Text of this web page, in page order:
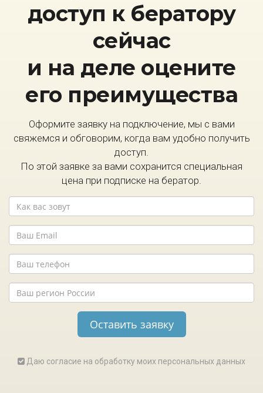
доступ к бератору
сейчас
и на деле оцените
его преимущества
Оформите заявку на подключение, мы с вами
свяжемся и обговорим, когда вам удобно получить
доступ.
По этой заявке за вами сохранится специальная
цена при подписке на бератор.
Даю согласие на обработку моих персональных данных